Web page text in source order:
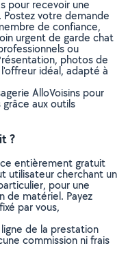
pour recevoir une
votre demande
de confiance,
urgent de garde chat
ou
photos de
idéal, adapté à
AlloVoisins pour
aux outils
?
entièrement gratuit
utilisateur cherchant un
pour une
de matériel. Payez
par vous,
de la prestation
commission ni frais